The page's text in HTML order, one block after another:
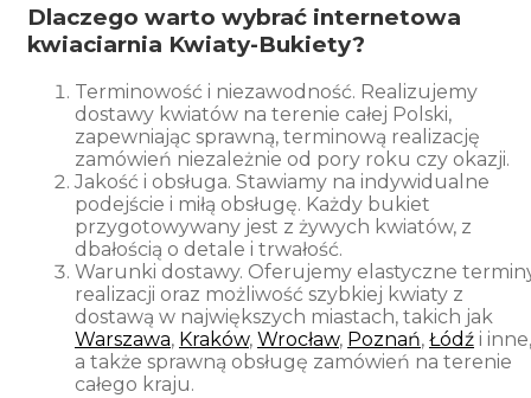
Dlaczego warto wybrać internetowa
kwiaciarnia Kwiaty-Bukiety?
Terminowość i niezawodność. Realizujemy
dostawy kwiatów na terenie całej Polski,
zapewniając sprawną, terminową realizację
zamówień niezależnie od pory roku czy okazji.
Jakość i obsługa. Stawiamy na indywidualne
podejście i miłą obsługę. Każdy bukiet
przygotowywany jest z żywych kwiatów, z
dbałością o detale i trwałość.
Warunki dostawy. Oferujemy elastyczne
realizacji oraz możliwość szybkiej kwiaty z
dostawą w największych miastach, takich jak
Warszawa, Kraków, Wrocław, Poznań, Łódź i inne,
a także sprawną obsługę zamówień na terenie
całego kraju.